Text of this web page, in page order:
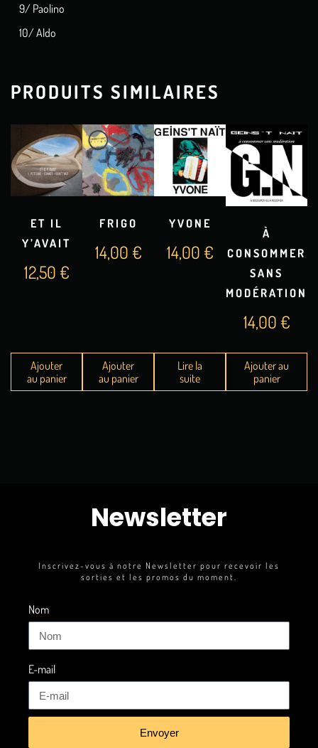
9/ Paolino
10/ Aldo
PRODUITS SIMILAIRES
ET IL
Y’AVAIT
12,50€
Ajouter
au panier
FRIGO
14,00€
Ajouter
au panier
YVONE
14,00€
Lire la
suite
À
CONSOMMER
SANS
MODÉRATION
14,00€
Ajouter au
panier
Newsletter
Inscrivez-vous à notre Newsletter pour recevoir les
sorties et les promos du moment.
Nom
E-mail
Envoyer